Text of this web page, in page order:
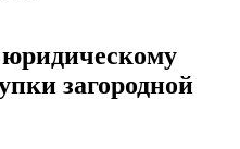
загородной